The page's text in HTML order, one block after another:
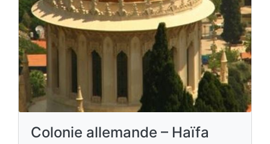
Colonie allemande – Haïfa